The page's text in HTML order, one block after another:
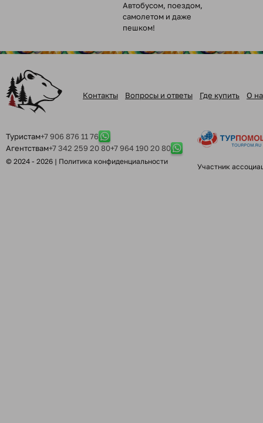
Автобусом, поездом,
самолетом и даже
пешком!
Контакты Вопросы и ответы Где купить О
Туристам+7 906 876 11 76
Агентствам+7 342 259 20 80+7 964 190 20 80
© 2024 - 2026 | Политика конфиденциальности
Участник